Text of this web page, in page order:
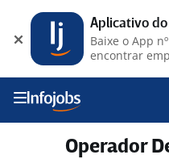
Operador
Aplicativo
Baixe o App
encontrar